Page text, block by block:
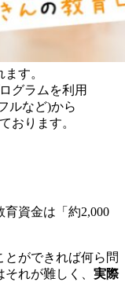
す。
グラムを利用
ルなど)から
おります。
資金は「約2,000
とができれば何ら問
れが難しく、 実際